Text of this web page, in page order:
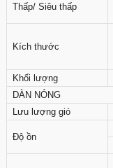
Thấp/ Siêu thấp
Kích thước
Khối lượng
DÀN NÓNG
Lưu lượng gió
Độ ồn